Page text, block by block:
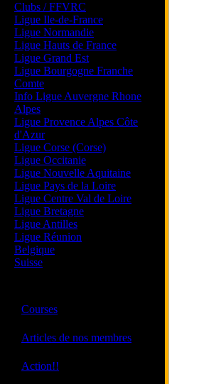
Clubs / FFVRC
Ligue Ile-de-France
Ligue Normandie
Ligue Hauts de France
Ligue Grand Est
Ligue Bourgogne Franche
Comte
Info Ligue Auvergne Rhone
Alpes
Ligue Provence Alpes Côte
d'Azur
Ligue Corse (Corse)
Ligue Occitanie
Ligue Nouvelle Aquitaine
Ligue Pays de la Loire
Ligue Centre Val de Loire
Ligue Bretagne
Ligue Antilles
Ligue Réunion
Belgique
Suisse
Courses
Articles de nos membres
Action!!